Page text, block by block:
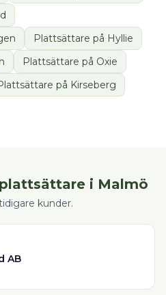
Plattsättare på Hyllie
Plattsättare på Oxie
på Kirseberg
plattsättare i Malmö
kunder.
AB